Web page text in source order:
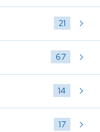
21
67
14
17